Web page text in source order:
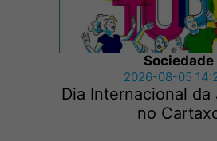
Sociedade
2026-08-05
Dia Internacional
no